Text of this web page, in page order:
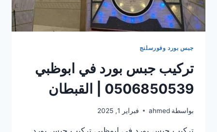
جبس بورد وفورسلنج
تركيب جبس بورد في ابوظبي
0506850539 | القبطان
بواسطة ahmed فبراير 1, 2025